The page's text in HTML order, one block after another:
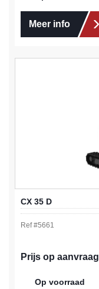
Meer info
CX 35 D
Ref #5661
Prijs op aanvraag
Op voorraad